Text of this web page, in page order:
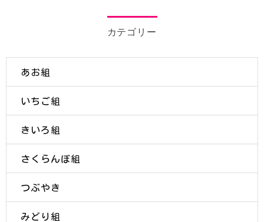
カテゴリー
あお組
いちご組
きいろ組
さくらんぼ組
つぶやき
みどり組